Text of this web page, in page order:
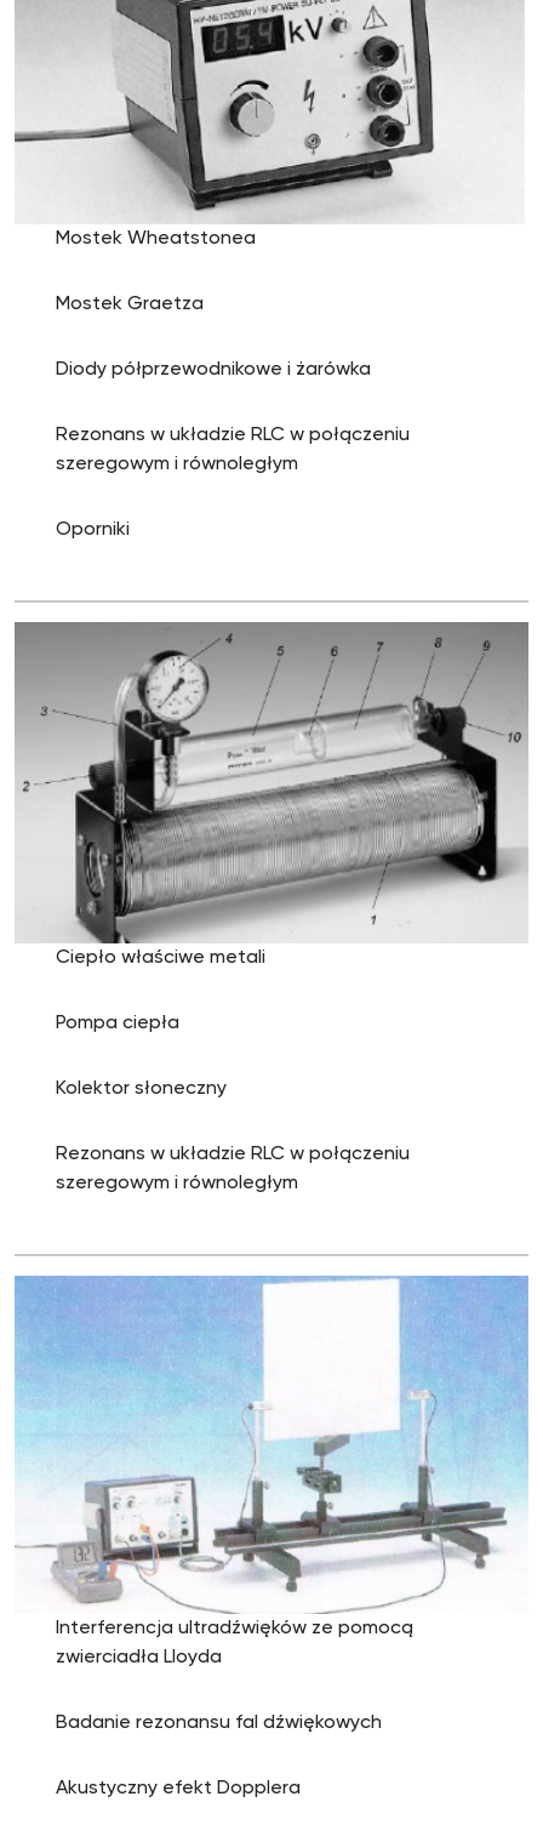
Mostek Wheatstonea
Mostek Graetza
Diody półprzewodnikowe i żarówka
Rezonans w układzie RLC w połączeniu
szeregowym i równoległym
Oporniki
Ciepło właściwe metali
Pompa ciepła
Kolektor słoneczny
Rezonans w układzie RLC w połączeniu
szeregowym i równoległym
Interferencja ultradźwięków ze pomocą
zwierciadła Lloyda
Badanie rezonansu fal dźwiękowych
Akustyczny efekt Dopplera